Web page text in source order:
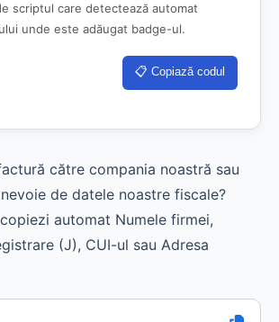
scriptul care detectează automat
unde este adăugat badge-ul.
📋 Copiază codul
către compania noastră sau
de datele noastre fiscale?
automat Numele firmei,
(J), CUI-ul sau Adresa